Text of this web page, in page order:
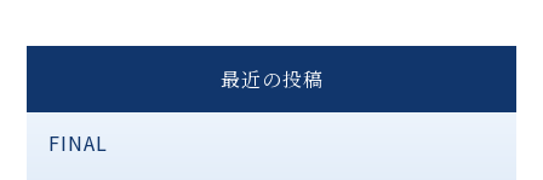
最近の投稿
FINAL